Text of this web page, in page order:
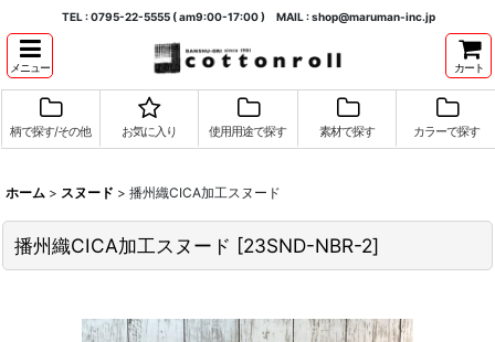
TEL : 0795-22-5555 ( am9:00-17:00 ) MAIL : shop@maruman-inc.jp
メニュー カート
柄で探す/その他 お気に入り 使用用途で探す 素材で探す カラーで探す
ホーム > スヌード > 播州織CICA加工スヌード
播州織CICA加工スヌード [23SND-NBR-2]